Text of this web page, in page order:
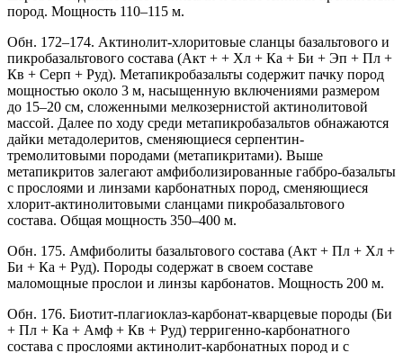
пород. Мощность 110–115 м.
Обн. 172–174. Актинолит-хлоритовые сланцы базальтового и
пикробазальтового состава (Акт + + Хл + Ка + Би + Эп + Пл +
Кв + Серп + Руд). Метапикробазальты содержит пачку пород
мощностью около 3 м, насыщенную включениями размером
до 15–20 см, сложенными мелкозернистой актинолитовой
массой. Далее по ходу среди метапикробазальтов обнажаются
дайки метадолеритов, сменяющиеся серпентин-
тремолитовыми породами (метапикритами). Выше
метапикритов залегают амфиболизированные габбро-базальты
с прослоями и линзами карбонатных пород, сменяющиеся
хлорит-актинолитовыми сланцами пикробазальтового
состава. Общая мощность 350–400 м.
Обн. 175. Амфиболиты базальтового состава (Акт + Пл + Хл +
Би + Ка + Руд). Породы содержат в своем составе
маломощные прослои и линзы карбонатов. Мощность 200 м.
Обн. 176. Биотит-плагиоклаз-карбонат-кварцевые породы (Би
+ Пл + Ка + Амф + Кв + Руд) терригенно-карбонатного
состава с прослоями актинолит-карбонатных пород и с